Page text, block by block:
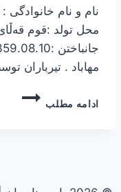
نام و نام خانوادگی
مهاباد . تیرباران
ادامه مطلب
رشید
حسین